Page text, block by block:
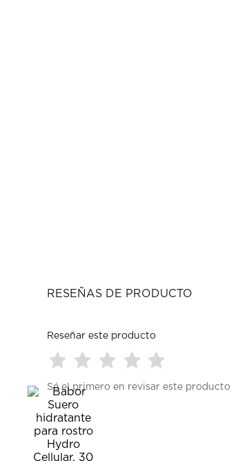
RESEÑAS DE PRODUCTO
Reseñar este producto
para
calificar
el
artículo
con
1
para
calificar
el
artículo
con
2
paraparapara
Sé el primero en revisar este producto